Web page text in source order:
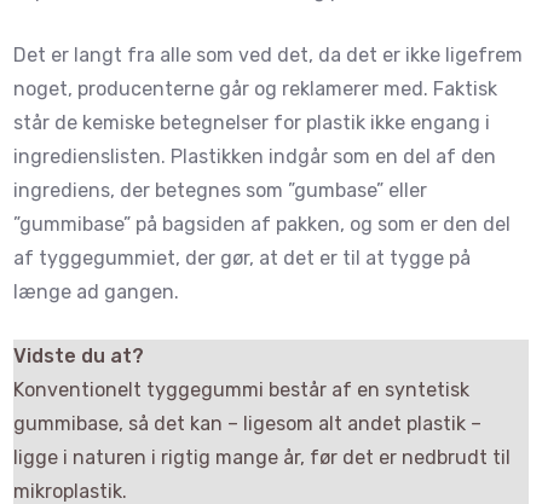
Det er langt fra alle som ved det, da det er ikke ligefrem
noget, producenterne går og reklamerer med. Faktisk
står de kemiske betegnelser for plastik ikke engang i
ingredienslisten. Plastikken indgår som en del af den
ingrediens, der betegnes som ”gumbase” eller
”gummibase” på bagsiden af pakken, og som er den del
af tyggegummiet, der gør, at det er til at tygge på
længe ad gangen.
Vidste du at?
Konventionelt tyggegummi består af en syntetisk
gummibase, så det kan – ligesom alt andet plastik –
ligge i naturen i rigtig mange år, før det er nedbrudt til
mikroplastik.